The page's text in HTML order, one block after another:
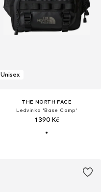
Unisex
THE NORTH FACE
Ledvinka 'Base Camp'
1 390 Kč